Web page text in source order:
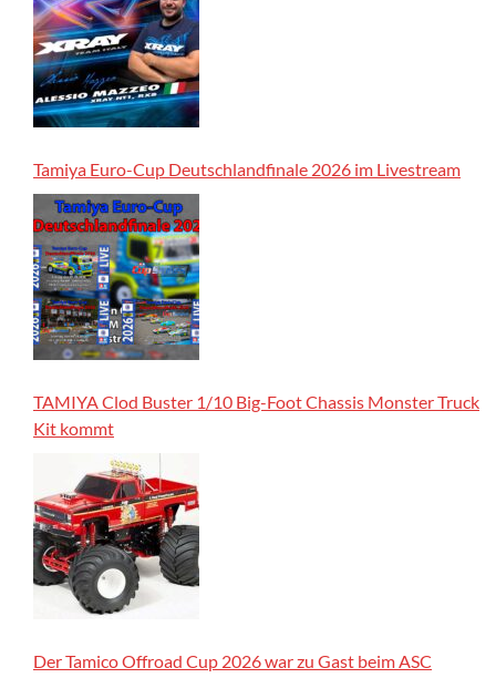
Tamiya Euro-Cup Deutschlandfinale 2026 im Livestream
TAMIYA Clod Buster 1/10 Big-Foot Chassis Monster Truck
Kit kommt
Der Tamico Offroad Cup 2026 war zu Gast beim ASC